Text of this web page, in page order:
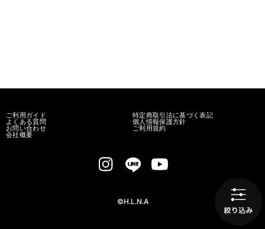
ご利用ガイド
よくある質問
お問い合わせ
会社概要
特定商取引法に基づく表記
個人情報保護方針
ご利用規約
©H.L.N.A